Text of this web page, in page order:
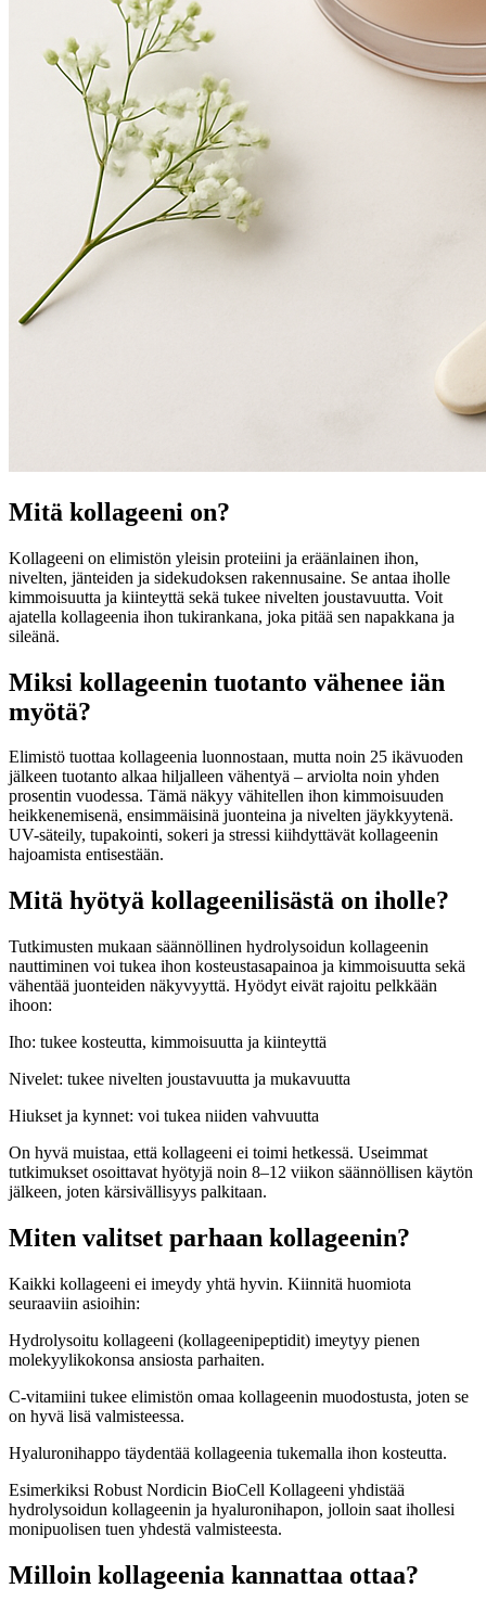
Mitä kollageeni on?
Kollageeni on elimistön yleisin proteiini ja eräänlainen ihon,
nivelten, jänteiden ja sidekudoksen rakennusaine. Se antaa iholle
kimmoisuutta ja kiinteyttä sekä tukee nivelten joustavuutta. Voit
ajatella kollageenia ihon tukirankana, joka pitää sen napakkana ja
sileänä.
Miksi kollageenin tuotanto vähenee iän
myötä?
Elimistö tuottaa kollageenia luonnostaan, mutta noin 25 ikävuoden
jälkeen tuotanto alkaa hiljalleen vähentyä – arviolta noin yhden
prosentin vuodessa. Tämä näkyy vähitellen ihon kimmoisuuden
heikkenemisenä, ensimmäisinä juonteina ja nivelten jäykkyytenä.
UV-säteily, tupakointi, sokeri ja stressi kiihdyttävät kollageenin
hajoamista entisestään.
Mitä hyötyä kollageenilisästä on iholle?
Tutkimusten mukaan säännöllinen hydrolysoidun kollageenin
nauttiminen voi tukea ihon kosteustasapainoa ja kimmoisuutta sekä
vähentää juonteiden näkyvyyttä. Hyödyt eivät rajoitu pelkkään
ihoon:
Iho: tukee kosteutta, kimmoisuutta ja kiinteyttä
Nivelet: tukee nivelten joustavuutta ja mukavuutta
Hiukset ja kynnet: voi tukea niiden vahvuutta
On hyvä muistaa, että kollageeni ei toimi hetkessä. Useimmat
tutkimukset osoittavat hyötyjä noin 8–12 viikon säännöllisen käytön
jälkeen, joten kärsivällisyys palkitaan.
Miten valitset parhaan kollageenin?
Kaikki kollageeni ei imeydy yhtä hyvin. Kiinnitä huomiota
seuraaviin asioihin:
Hydrolysoitu kollageeni (kollageenipeptidit) imeytyy pienen
molekyylikokonsa ansiosta parhaiten.
C-vitamiini tukee elimistön omaa kollageenin muodostusta, joten se
on hyvä lisä valmisteessa.
Hyaluronihappo täydentää kollageenia tukemalla ihon kosteutta.
Esimerkiksi Robust Nordicin BioCell Kollageeni yhdistää
hydrolysoidun kollageenin ja hyaluronihapon, jolloin saat ihollesi
monipuolisen tuen yhdestä valmisteesta.
Milloin kollageenia kannattaa ottaa?